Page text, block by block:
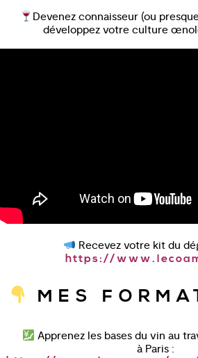
Devenez connaisseur (ou
développez votre culture
Recevez votre kit du
https://
MES
Apprenez les bases du vin au
à Paris :